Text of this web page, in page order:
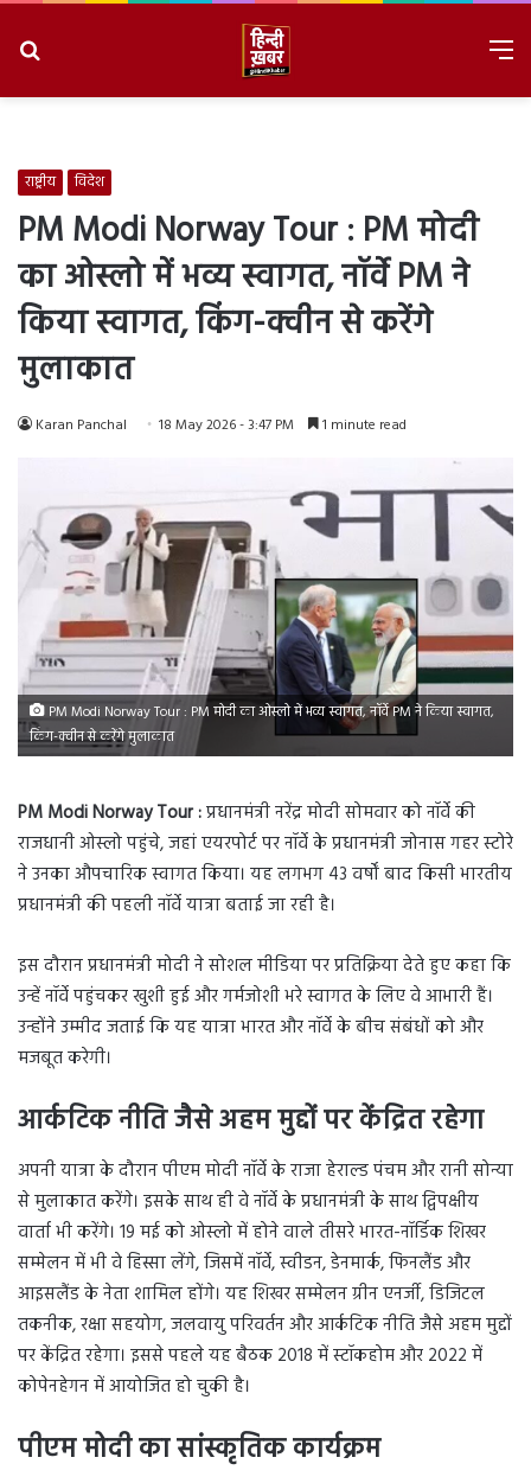
राष्ट्रीय विदेश
PM Modi Norway Tour : PM मोदी
का ओस्लो में भव्य स्वागत, नॉर्वे PM ने
किया स्वागत, किंग-क्वीन से करेंगे
मुलाकात
Karan Panchal 18 May 2026 - 3:47 PM 1 minute read
PM Modi Norway Tour : PM मोदी का ओस्लो में भव्य स्वागत, नॉर्वे PM ने किया स्वागत,
किंग-क्वीन से करेंगे मुलाकात
PM Modi Norway Tour :प्रधानमंत्री नरेंद्र मोदी सोमवार को नॉर्वे की
राजधानी ओस्लो पहुंचे, जहां एयरपोर्ट पर नॉर्वे के प्रधानमंत्री जोनास गहर स्टोरे
ने उनका औपचारिक स्वागत किया। यह लगभग 43 वर्षों बाद किसी भारतीय
प्रधानमंत्री की पहली नॉर्वे यात्रा बताई जा रही है।
इस दौरान प्रधानमंत्री मोदी ने सोशल मीडिया पर प्रतिक्रिया देते हुए कहा कि
उन्हें नॉर्वे पहुंचकर खुशी हुई और गर्मजोशी भरे स्वागत के लिए वे आभारी हैं।
उन्होंने उम्मीद जताई कि यह यात्रा भारत और नॉर्वे के बीच संबंधों को और
मजबूत करेगी।
आर्कटिक नीति जैसे अहम मुद्दों पर केंद्रित रहेगा
अपनी यात्रा के दौरान पीएम मोदी नॉर्वे के राजा हेराल्ड पंचम और रानी सोन्या
से मुलाकात करेंगे। इसके साथ ही वे नॉर्वे के प्रधानमंत्री के साथ द्विपक्षीय
वार्ता भी करेंगे। 19 मई को ओस्लो में होने वाले तीसरे भारत-नॉर्डिक शिखर
सम्मेलन में भी वे हिस्सा लेंगे, जिसमें नॉर्वे, स्वीडन, डेनमार्क, फिनलैंड और
आइसलैंड के नेता शामिल होंगे। यह शिखर सम्मेलन ग्रीन एनर्जी, डिजिटल
तकनीक, रक्षा सहयोग, जलवायु परिवर्तन और आर्कटिक नीति जैसे अहम मुद्दों
पर केंद्रित रहेगा। इससे पहले यह बैठक 2018 में स्टॉकहोम और 2022 में
कोपेनहेगन में आयोजित हो चुकी है।
पीएम मोदी का सांस्कृतिक कार्यक्रम